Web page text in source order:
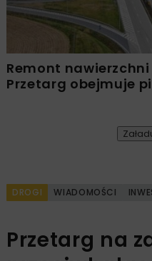
Remont nawierzchni
Przetarg obejmuje
DROGI WIADOMOŚCI
Przetarg na